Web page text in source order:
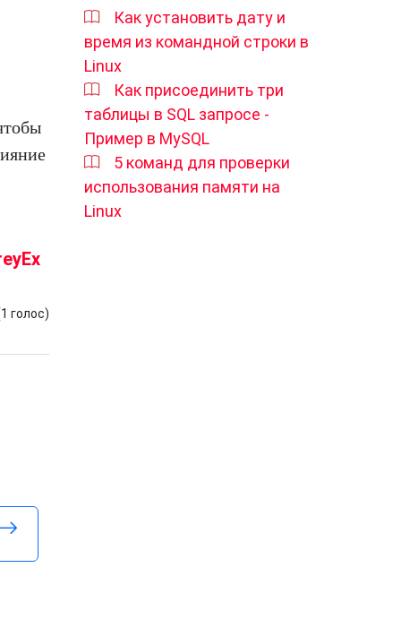
1 голос)
Как установить дату и
время из командной строки в
Linux
Как присоединить три
таблицы в SQL запросе -
Пример в MySQL
5 команд для проверки
использования памяти на
Linux